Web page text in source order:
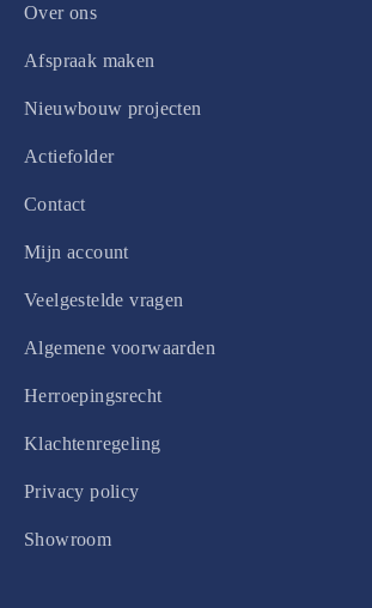
Over ons
Afspraak maken
Nieuwbouw projecten
Actiefolder
Contact
Mijn account
Veelgestelde vragen
Algemene voorwaarden
Herroepingsrecht
Klachtenregeling
Privacy policy
Showroom